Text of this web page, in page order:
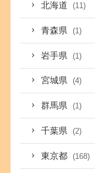
北海道 (11)
青森県 (1)
岩手県 (1)
宮城県 (4)
群馬県 (1)
千葉県 (2)
東京都 (168)